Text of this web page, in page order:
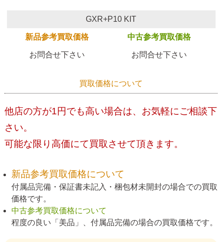
GXR+P10 KIT
新品参考買取価格 中古参考買取価格
お問合せ下さい お問合せ下さい
買取価格について
他店の方が1円でも高い場合は、お気軽にご相談下
さい。
可能な限り高価にて買取させて頂きます。
新品参考買取価格について
付属品完備・保証書未記入・梱包材未開封の場合での買取
価格です。
中古参考買取価格について
程度の良い「美品」、付属品完備の場合の買取価格です。